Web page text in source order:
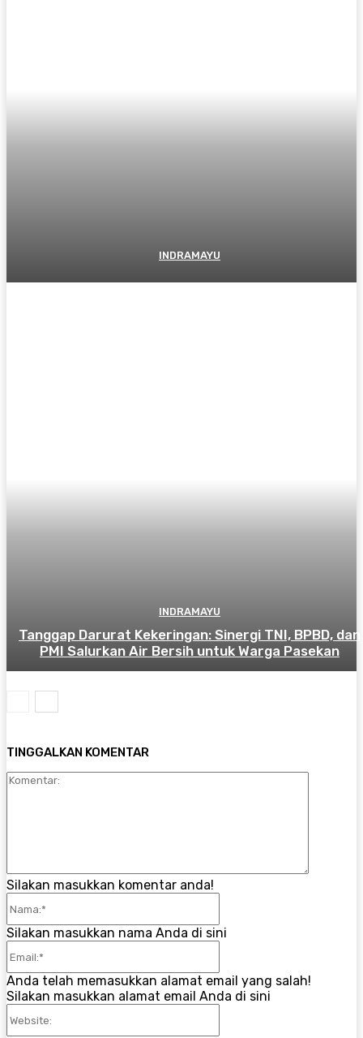
INDRAMAYU
INDRAMAYU
​Tanggap Darurat Kekeringan: Sinergi TNI, BPBD, dan
PMI Salurkan Air Bersih untuk Warga Pasekan
TINGGALKAN KOMENTAR
Silakan masukkan komentar anda!
Silakan masukkan nama Anda di sini
Anda telah memasukkan alamat email yang salah!
Silakan masukkan alamat email Anda di sini